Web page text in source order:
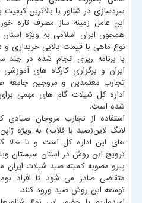
سردسازی در شناور با بالاترین کیفیت
این عامل زمینه ساز مصرف تازه
همچون ایران اسلامی به ویژه
نوع ماهی با قیمت بالایی خریداری
با برنامه ریزی انجام شده در چند
ایران و برگزاری کارگاه های
تجارب معتمدین و مروجین جامعه
اداره کل شیلات گام های مهمی
شده است.
استفاده از تجارب مروجان
لانگ لاین(صید با قلاب) به ویژه
های این اداره کل است و تا حالا
ترویج این روش در استان سیستان
پیرو مصوبه کمیته صید شیلات ایران
متقاضی صادر می شود تا افراد
توسعه این روش صید ورود کنند.